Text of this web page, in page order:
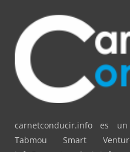
carnetconducir.info es
Tabmou Smart